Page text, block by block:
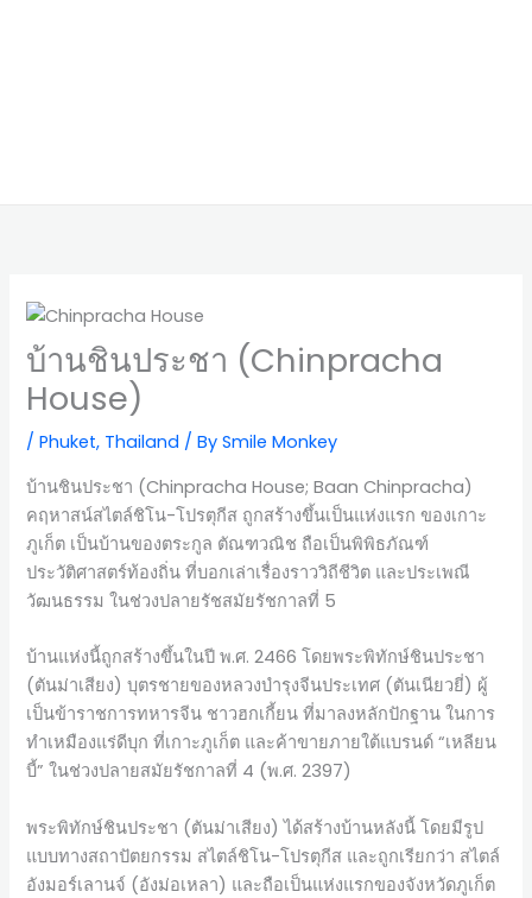
บ้านชินประชา (Chinpracha
House)
/Phuket, Thailand / BySmile Monkey
บ้านชินประชา (Chinpracha House; Baan Chinpracha)
คฤหาสน์สไตล์ชิโน-โปรตุกีส ถูกสร้างขึ้นเป็นแห่งแรก ของเกาะ
ภูเก็ต เป็นบ้านของตระกูล ตัณฑวณิช ถือเป็นพิพิธภัณฑ์
ประวัติศาสตร์ท้องถิ่น ที่บอกเล่าเรื่องราววิถีชีวิต และประเพณี
วัฒนธรรม ในช่วงปลายรัชสมัยรัชกาลที่ 5
บ้านแห่งนี้ถูกสร้างขึ้นในปี พ.ศ. 2466 โดยพระพิทักษ์ชินประชา
(ตันม่าเสียง) บุตรชายของหลวงบำรุงจีนประเทศ (ตันเนียวยี่) ผู้
เป็นข้าราชการทหารจีน ชาวฮกเกี้ยน ที่มาลงหลักปักฐาน ในการ
ทำเหมืองแร่ดีบุก ที่เกาะภูเก็ต และค้าขายภายใต้แบรนด์ “เหลียน
บี้” ในช่วงปลายสมัยรัชกาลที่ 4 (พ.ศ. 2397)
พระพิทักษ์ชินประชา (ตันม่าเสียง) ได้สร้างบ้านหลังนี้ โดยมีรูป
แบบทางสถาปัตยกรรม สไตล์ชิโน-โปรตุกีส และถูกเรียกว่า สไตล์
อังมอร์เลานจ์ (อังม่อเหลา) และถือเป็นแห่งแรกของจังหวัดภูเก็ต